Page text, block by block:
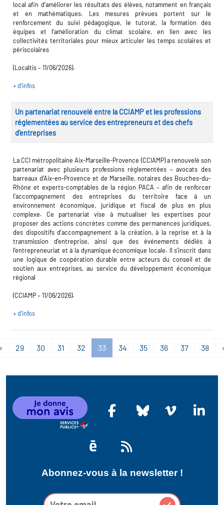
local afin d’améliorer les résultats des élèves, notamment en français
et en mathématiques. Les mesures prévues portent sur le
renforcement du suivi pédagogique, le tutorat, la formation des
équipes et l’amélioration du climat scolaire, en lien avec les
collectivités territoriales pour mieux articuler les temps scolaires et
périscolaires
(Localtis – 11/06/2026).
+ d’infos
Un partenariat renouvelé entre la CCIAMP et les professions
réglementées au service des entrepreneurs et des chefs
d’entreprises
La CCI métropolitaine Aix-Marseille-Provence (CCIAMP) a renouvelé son
partenariat avec plusieurs professions réglementées – avocats des
barreaux d’Aix-en-Provence et de Marseille, notaires des Bouches-du-
Rhône et experts-comptables de la région PACA – afin de renforcer
l’accompagnement des entreprises du territoire face à un
environnement économique, juridique et fiscal de plus en plus
complexe. Ce partenariat vise à mutualiser les expertises pour
proposer des actions concrètes comme des permanences juridiques,
des dispositifs d’accompagnement à la création, à la reprise et à la
transmission d’entreprise, ainsi que des événements dédiés à
l’entrepreneuriat et à la dynamique économique locale. Il s’inscrit dans
une logique de coopération durable entre acteurs du conseil et de
soutien aux entreprises, au service du développement économique
régional
(CCIAMP – 11/06/2026).
+ d’infos
29 30 31 32 33 34 35 36 37 38
Abonnez-vous à la newsletter !